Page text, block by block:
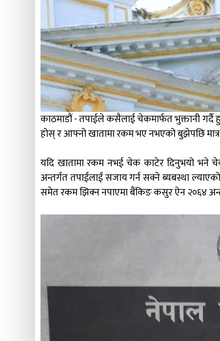
काठमाडौं - तपाईले कसैलाई चेकमार्फत भुक्तानी
होस् र आफ्नो खातामा रकम भए नभएको बुझेपछि
यदि खातामा रकम नभई चेक काटेर दिनुभयो भने
अन्तर्गत तपाईलाई सजाय गर्न सक्ने ब्यबस्था
समेत रकम झिक्न नपाएमा बैंकिङ कसुर ऐन २०६४